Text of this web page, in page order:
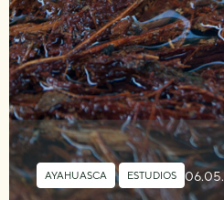
AYAHUASCA , ESTUDIOS